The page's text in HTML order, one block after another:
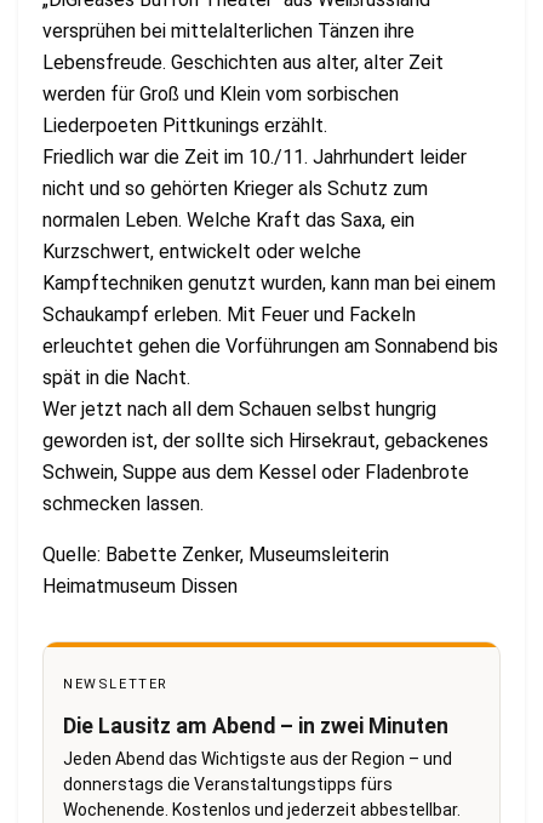
versprühen bei mittelalterlichen Tänzen ihre
Lebensfreude. Geschichten aus alter, alter Zeit
werden für Groß und Klein vom sorbischen
Liederpoeten Pittkunings erzählt.
Friedlich war die Zeit im 10./11. Jahrhundert leider
nicht und so gehörten Krieger als Schutz zum
normalen Leben. Welche Kraft das Saxa, ein
Kurzschwert, entwickelt oder welche
Kampftechniken genutzt wurden, kann man bei einem
Schaukampf erleben. Mit Feuer und Fackeln
erleuchtet gehen die Vorführungen am Sonnabend bis
spät in die Nacht.
Wer jetzt nach all dem Schauen selbst hungrig
geworden ist, der sollte sich Hirsekraut, gebackenes
Schwein, Suppe aus dem Kessel oder Fladenbrote
schmecken lassen.
Quelle: Babette Zenker, Museumsleiterin
Heimatmuseum Dissen
NEWSLETTER
Die Lausitz am Abend – in zwei Minuten
Jeden Abend das Wichtigste aus der Region – und
donnerstags die Veranstaltungstipps fürs
Wochenende. Kostenlos und jederzeit abbestellbar.